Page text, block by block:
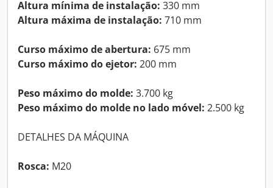
Altura mínima de instalação: 330 mm
Altura máxima de instalação: 710 mm
Curso máximo de abertura: 675 mm
Curso máximo do ejetor: 200 mm
Peso máximo do molde: 3.700 kg
Peso máximo do molde no lado móvel: 2.500 kg
DETALHES DA MÁQUINA
Rosca: M20